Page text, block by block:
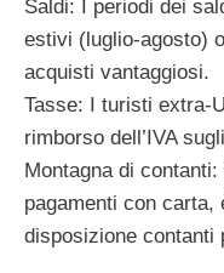
Saldi: I periodi dei
estivi (luglio-agosto)
acquisti vantaggiosi.
Tasse: I turisti extra-
rimborso dell’IVA
Montagna di
pagamenti con carta,
disposizione contanti